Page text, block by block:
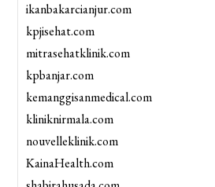
ikanbakarcianjur.com
kpjisehat.com
mitrasehatklinik.com
kpbanjar.com
kemanggisanmedical.com
kliniknirmala.com
nouvelleklinik.com
KainaHealth.com